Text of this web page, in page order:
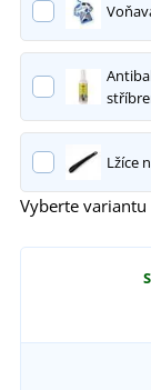
Lžíce
Vyberte variantu